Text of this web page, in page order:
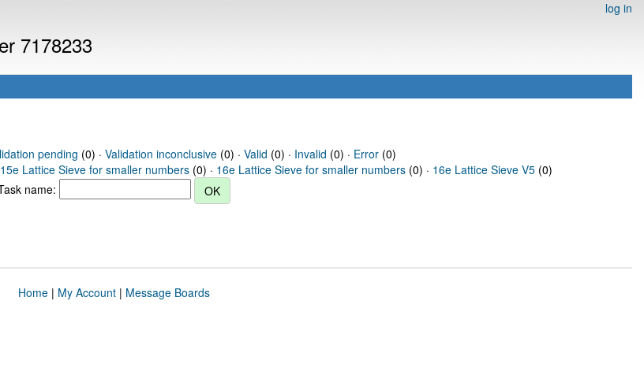
log in
7178233
pending (0) · Validation inconclusive(0) · Valid (0) · Invalid (0) · Error(0)
15e Lattice Sieve for smaller numbers (0) · 16e Lattice Sieve for smaller numbers (0) · 16e Lattice Sieve V5 (0)
name:
Home| My Account| Message Boards